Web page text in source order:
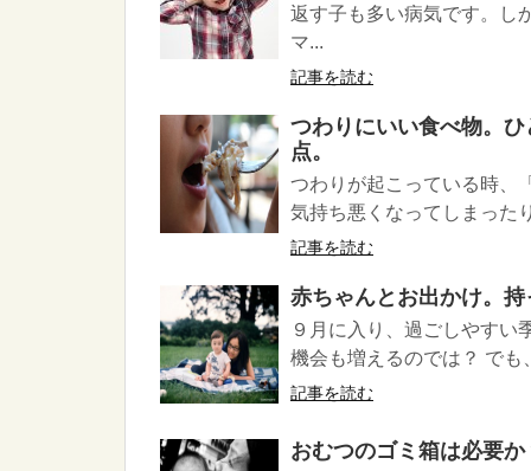
返す子も多い病気です。し
マ...
記事を読む
つわりにいい食べ物。
点。
つわりが起こっている時、
気持ち悪くなってしまった
記事を読む
赤ちゃんとお出かけ。
９月に入り、過ごしやすい
機会も増えるのでは？ で
記事を読む
おむつのゴミ箱は必要